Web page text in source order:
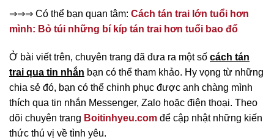
⇒⇒⇒ Có thể bạn quan tâm: Cách tán trai lớn tuổi hơn
mình: Bỏ túi những bí kíp tán trai hơn tuổi bao đổ
Ở bài viết trên, chuyên trang đã đưa ra một số cách tán
trai qua tin nhắn bạn có thể tham khảo. Hy vọng từ những
chia sẻ đó, bạn có thể chinh phục được anh chàng mình
thích qua tin nhắn Messenger, Zalo hoặc điện thoại. Theo
dõi chuyên trang Boitinhyeu.com để cập nhật những kiến
thức thú vị về tình yêu.